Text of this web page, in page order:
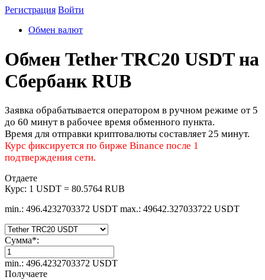
Регистрация Войти
Обмен валют
Обмен Tether TRC20 USDT на
Сбербанк RUB
Заявка обрабатывается оператором в ручном режиме от 5
до 60 минут в рабочее время обменного пункта.
Время для отправки криптовалюты составляет 25 минут.
Курс фиксируется по бирже Binance после 1
подтверждения сети.
Отдаете
Курс: 1 USDT = 80.5764 RUB
min.: 496.4232703372 USDT max.: 49642.327033722 USDT
Сумма*:
min.: 496.4232703372 USDT
Получаете